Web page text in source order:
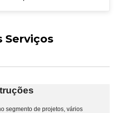
Serviços
segmento de projetos, vários